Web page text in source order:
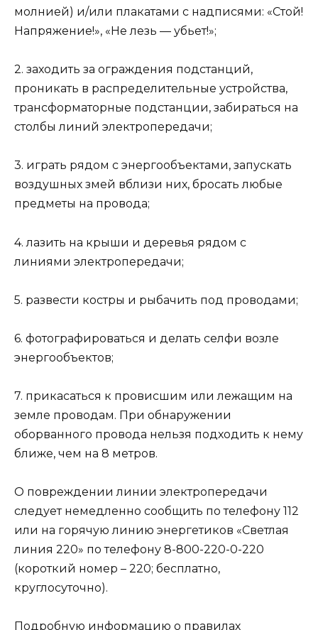
молнией) и/или плакатами с надписями: «Стой!
Напряжение!», «Не лезь — убьет!»;
2. заходить за ограждения подстанций,
проникать в распределительные устройства,
трансформаторные подстанции, забираться на
столбы линий электропередачи;
3. играть рядом с энергообъектами, запускать
воздушных змей вблизи них, бросать любые
предметы на провода;
4. лазить на крыши и деревья рядом с
линиями электропередачи;
5. развести костры и рыбачить под проводами;
6. фотографироваться и делать селфи возле
энергообъектов;
7. прикасаться к провисшим или лежащим на
земле проводам. При обнаружении
оборванного провода нельзя подходить к нему
ближе, чем на 8 метров.
О повреждении линии электропередачи
следует немедленно сообщить по телефону 112
или на горячую линию энергетиков «Светлая
линия 220» по телефону 8-800-220-0-220
(короткий номер – 220; бесплатно,
круглосуточно).
Подробную информацию о правилах